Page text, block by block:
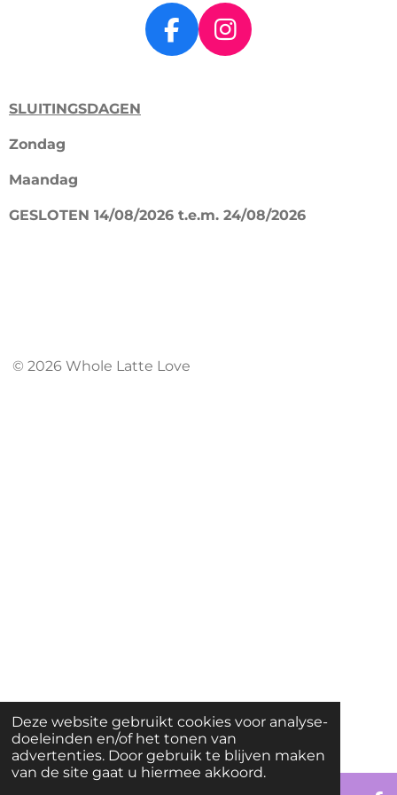
Deze website gebruikt cookies voor analyse-
doeleinden en/of het tonen van
advertenties. Door gebruik te blijven maken
van de site gaat u hiermee akkoord.
F
a
k
I
n
a
SLUITINGSDAGEN
Zondag
Maandag
GESLOTEN 14/08/2026 t.e.m. 24/08/2026
© 2026 Whole Latte Love